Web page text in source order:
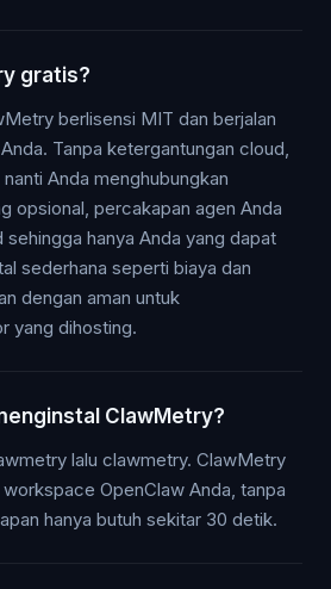
gratis?
berlisensi MIT dan berjalan
Tanpa ketergantungan cloud,
Anda menghubungkan
opsional, percakapan agen Anda
hanya Anda yang dapat
sederhana seperti biaya dan
dengan aman untuk
yang dihosting.
ClawMetry?
lalu clawmetry. ClawMetry
OpenClaw Anda, tanpa
hanya butuh sekitar 30 detik.